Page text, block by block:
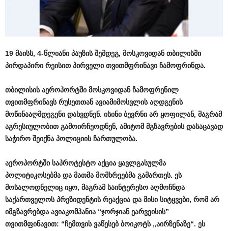
19 მაისს, 4-წლიანი პაუზის შემდეგ, მოსკოვიდან თბილისში
პირდაპირი რეისით პირველი თვითმფრინავი ჩამოფრინდა.
თბილისის აეროპორტში მოსკოვიდან ჩამოფრენილ
თვითმფრინავს რუსეთთან ავიამიმოსვლის აღდგენის
მოწინააღმდეგენი დახვდნენ. ისინი ბევრნი არ ყოფილან, მაგრამ
აგრესიულობით გამოირჩეოდნენ, ამიტომ მგზავრების დასაცავად
საჭირო შეიქნა პოლიციის ჩართულობა.
აეროპორტში საპროტესტო აქცია ყავლგასულმა
პოლიტიკოსებმა და მათმა მომხრეებმა გამართეს. ეს
მოსალოდნელიც იყო, მაგრამ საინტერესო აღმოჩნდა
საქართველოს პრეზიდენტის რეაქცია და მისი სიტყვები, რომ არ
იმგზავრებდა ავიაკომპანია “ჯორჯიან ეარვეისის”
თვითმფინავით: “ჩემთვის ვაწესებ ბოიკოტს„აირზენაზე“. ეს